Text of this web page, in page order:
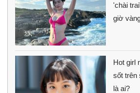
'chài
giờ
Hot girl
sốt trên
là ai?